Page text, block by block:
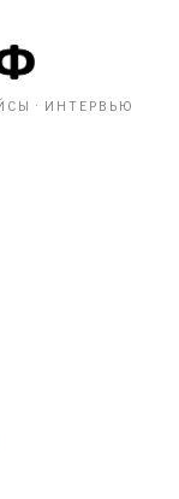
· ИНТЕРВЬЮ